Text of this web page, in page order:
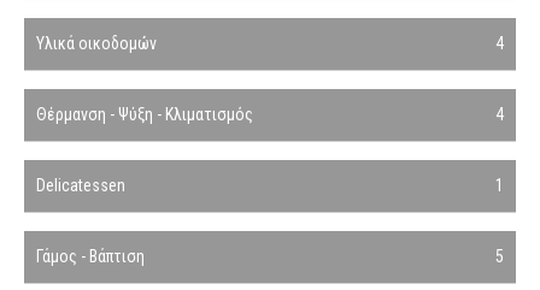
Υλικά οικοδομών 4
Θέρμανση - Ψύξη - Κλιματισμός 4
Delicatessen 1
Γάμος - Βάπτιση 5